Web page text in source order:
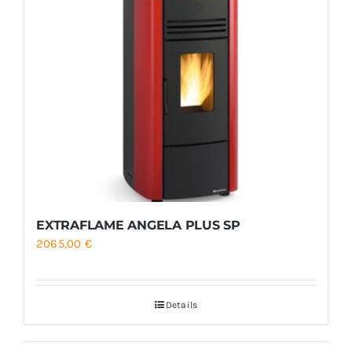
EXTRAFLAME ANGELA PLUS SP
2065,00 €
Details